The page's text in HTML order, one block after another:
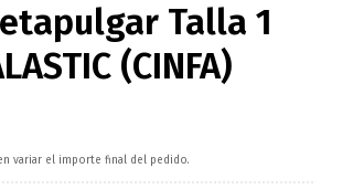
Talla 1
(CINFA)
variar el importe final del pedido.